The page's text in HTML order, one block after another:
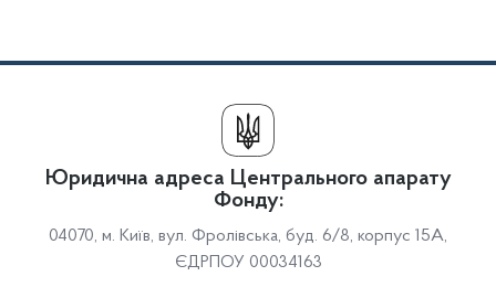
Юридична адреса Центрального апарату
Фонду:
04070, м. Київ, вул. Фролівська, буд. 6/8, корпус 15А,
ЄДРПОУ 00034163